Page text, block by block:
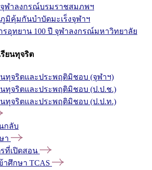
ฬาลงกรณ์บรมราชสมภพฯ
มิคุ้มกันบำบัดมะเร็งจุฬาฯ
รอุทยาน 100 ปี จุฬาลงกรณ์มหาวิทยาลัย
รียนทุจริต
นทุจริตและประพฤติมิชอบ (จุฬาฯ)
นทุจริตและประพฤติมิชอบ (ป.ป.ช.)
นทุจริตและประพฤติมิชอบ (ป.ป.ท.)
กลับ
า
ที่เปิดสอน
าศึกษา TCAS